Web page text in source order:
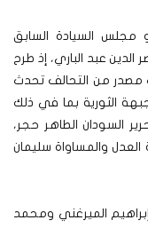
السيادة السابق
عبد الباري، إذ طرح
من التحالف تحدث
الثورية بما في ذلك
السودان الطاهر حجر،
والمساواة سليمان
الميرغني ومحمد